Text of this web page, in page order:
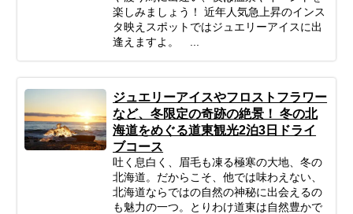
楽しみましょう！ 近年人気急上昇のインス
タ映えスポットではジュエリーアイスに出
逢えますよ。 ...
ジュエリーアイスやフロストフラワー
など、冬限定の奇跡の絶景！ 冬の北
海道をめぐる道東観光2泊3日ドライ
ブコース
吐く息白く、眉毛も凍る極寒の大地、冬の
北海道。だからこそ、他では味わえない、
北海道ならではの自然の神秘に出会えるの
も魅力の一つ。とりわけ道東は自然豊かで